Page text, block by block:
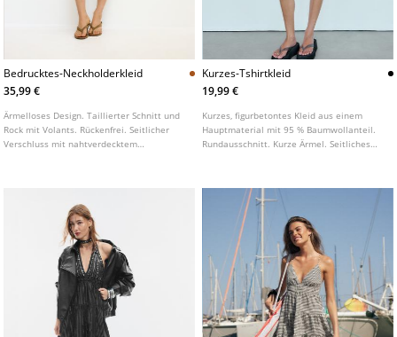
Bedrucktes-Neckholderkleid
35,99 €
Ärmelloses Design. Taillierter Schnitt und
Rock mit Volants. Rückenfrei. Seitlicher
Verschluss mit nahtverdecktem
Kurzes-Tshirtkleid
19,99 €
Kurzes, figurbetontes Kleid aus einem
Hauptmaterial mit 95 % Baumwollanteil.
Rundausschnitt. Kurze Ärmel. Seitliches